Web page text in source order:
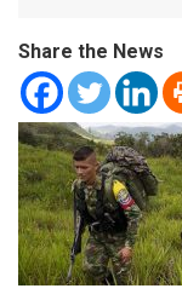
Share the News